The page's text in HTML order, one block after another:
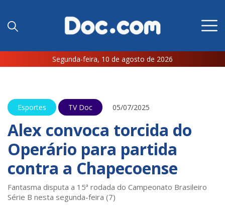
Segunda-feira, 10 de agosto de 2026
Esportes TV Doc 05/07/2025
Alex convoca torcida do
Operário para partida
contra a Chapecoense
Fantasma disputa a 15ª rodada do Campeonato Brasileiro
Série B nesta segunda-feira (7)